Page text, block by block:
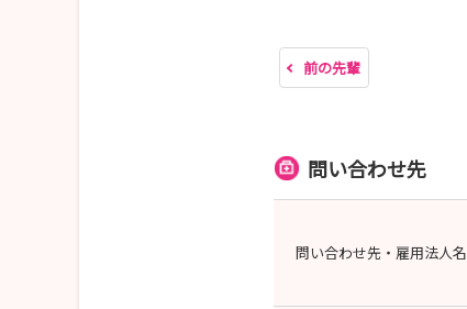
前の先輩
問い合わせ先
問い合わせ先・雇用法人名